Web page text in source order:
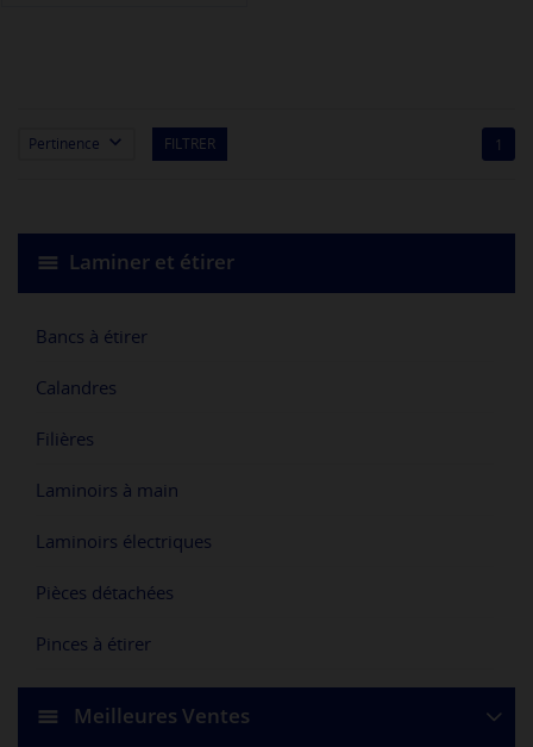
Laminer et étirer
Bancs à étirer
Calandres
Filières
Laminoirs à main
Laminoirs électriques
Pièces détachées
Pinces à étirer
Meilleures Ventes
Pertinence  FILTRER 1